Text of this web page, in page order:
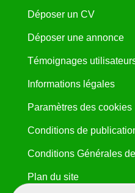
Déposer un CV
Déposer une annonce
Témoignages
Informations légales
Paramètres des cookies
Conditions de
Conditions Générales
Plan du site